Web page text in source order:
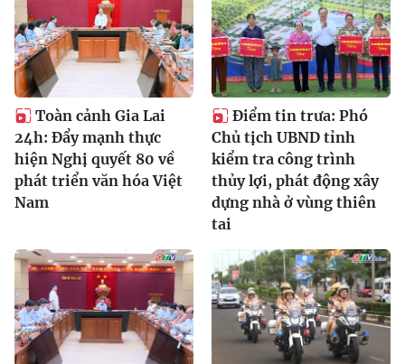
Toàn cảnh Gia Lai
24h: Đẩy mạnh thực
hiện Nghị quyết 80 về
phát triển văn hóa Việt
Nam
Điểm tin trưa: Phó
Chủ tịch UBND tỉnh
kiểm tra công trình
thủy lợi, phát động xây
dựng nhà ở vùng thiên
tai